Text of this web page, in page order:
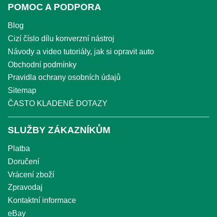
POMOC A PODPORA
Blog
Cizí číslo dílu konverzní nástroj
Návody a video tutoriály, jak si opravit auto
Obchodní podmínky
Pravidla ochrany osobních údajů
Sitemap
ČASTO KLADENÉ DOTAZY
SLUŽBY ZÁKAZNÍKŮM
Platba
Doručení
Vrácení zboží
Zpravodaj
Kontaktní informace
eBay